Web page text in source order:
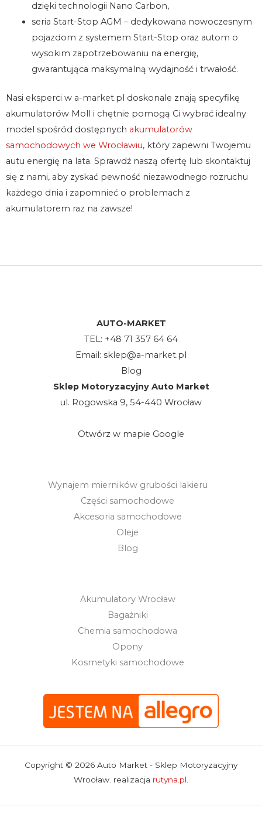
dzięki technologii Nano Carbon,
seria Start-Stop AGM – dedykowana nowoczesnym
pojazdom z systemem Start-Stop oraz autom o
wysokim zapotrzebowaniu na energię,
gwarantująca maksymalną wydajność i trwałość.
Nasi eksperci w a-market.pl doskonale znają specyfikę
akumulatorów Moll i chętnie pomogą Ci wybrać idealny
model spośród dostępnych akumulatorów
samochodowych we Wrocławiu, który zapewni Twojemu
autu energię na lata. Sprawdź naszą ofertę lub skontaktuj
się z nami, aby zyskać pewność niezawodnego rozruchu
każdego dnia i zapomnieć o problemach z
akumulatorem raz na zawsze!
AUTO-MARKET
TEL: +48 71 357 64 64
Email: sklep@a-market.pl
Blog
Sklep Motoryzacyjny Auto Market
ul. Rogowska 9, 54-440 Wrocław
Otwórz w mapie Google
Wynajem mierników grubości lakieru
Części samochodowe
Akcesoria samochodowe
Oleje
Blog
Akumulatory Wrocław
Bagażniki
Chemia samochodowa
Opony
Kosmetyki samochodowe
Copyright © 2026 Auto Market - Sklep Motoryzacyjny
Wrocław. realizacja rutyna.pl.